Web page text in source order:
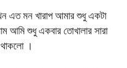
এত মন খারাপ আমার শুধু একটা
আমি শুধু একবার তোখালার সারা
।